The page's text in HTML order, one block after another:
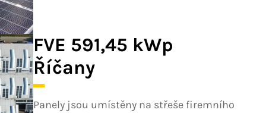
FVE 591,45 kWp
Říčany
Panely jsou umístěny na střeše firemního